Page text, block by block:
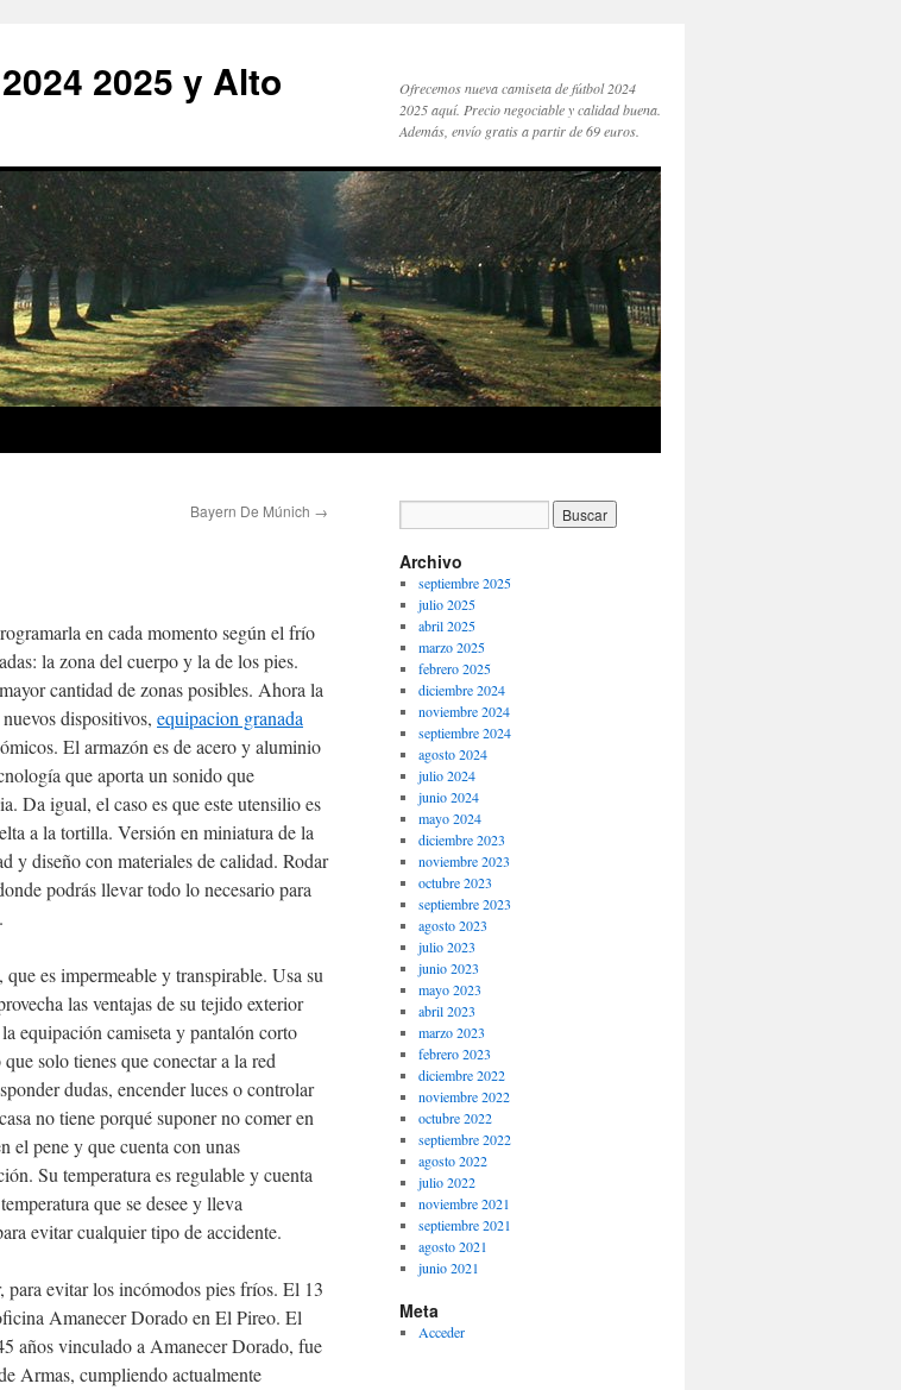
2025 y Alto
Ofrecemos nueva camiseta de fútbol 2024
2025 aquí. Precio negociable y calidad buena.
Además, envío gratis a partir de 69 euros.
Bayern De Múnich →
en cada momento según el frío
la zona del cuerpo y la de los pies.
cantidad de zonas posibles. Ahora la
dispositivos, equipacion granada
El armazón es de acero y aluminio
que aporta un sonido que
Da igual, el caso es que este utensilio es
a la tortilla. Versión en miniatura de la
y diseño con materiales de calidad. Rodar
podrás llevar todo lo necesario para
es impermeable y transpirable. Usa su
las ventajas de su tejido exterior
equipación camiseta y pantalón corto
solo tienes que conectar a la red
dudas, encender luces o controlar
no tiene porqué suponer no comer en
el pene y que cuenta con unas
Su temperatura es regulable y cuenta
que se desee y lleva
evitar cualquier tipo de accidente.
para evitar los incómodos pies fríos. El 13
Amanecer Dorado en El Pireo. El
años vinculado a Amanecer Dorado, fue
Armas, cumpliendo actualmente
Archivo
septiembre 2025
julio 2025
abril 2025
marzo 2025
febrero 2025
diciembre 2024
noviembre 2024
septiembre 2024
agosto 2024
julio 2024
junio 2024
mayo 2024
diciembre 2023
noviembre 2023
octubre 2023
septiembre 2023
agosto 2023
julio 2023
junio 2023
mayo 2023
abril 2023
marzo 2023
febrero 2023
diciembre 2022
noviembre 2022
octubre 2022
septiembre 2022
agosto 2022
julio 2022
noviembre 2021
septiembre 2021
agosto 2021
junio 2021
Meta
Acceder